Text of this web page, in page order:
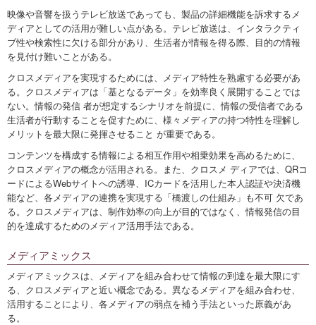
映像や音響を扱うテレビ放送であっても、製品の詳細機能を訴求するメ
ディアとしての活用が難しい点がある。テレビ放送は、インタラクティ
ブ性や検索性に欠ける部分があり、生活者が情報を得る際、目的の情報
を見付け難いことがある。
クロスメディアを実現するためには、メディア特性を熟慮する必要があ
る。クロスメディアは「基となるデータ」を効率良く展開することでは
ない。情報の発信 者が想定するシナリオを前提に、情報の受信者である
生活者が行動することを促すために、様々メディアの持つ特性を理解し
メリットを最大限に発揮させること が重要である。
コンテンツを構成する情報による相互作用や相乗効果を高めるために、
クロスメディアの概念が活用される。また、クロスメ ディアでは、QRコ
ードによるWebサイトへの誘導、ICカードを活用した本人認証や決済機
能など、各メディアの連携を実現する「橋渡しの仕組み」も不可 欠であ
る。クロスメディアは、制作効率の向上が目的ではなく、情報発信の目
的を達成するためのメディア活用手法である。
メディアミックス
メディアミックスは、メディアを組み合わせて情報の到達を最大限にす
る、クロスメディアと近い概念である。異なるメディアを組み合わせ、
活用することにより、各メディアの弱点を補う手法といった原義があ
る。